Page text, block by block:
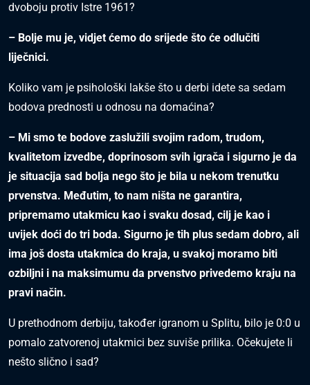
dvoboju protiv Istre 1961?
– Bolje mu je, vidjet ćemo do srijede što će odlučiti
liječnici.
Koliko vam je psihološki lakše što u derbi idete sa sedam
bodova prednosti u odnosu na domaćina?
– Mi smo te bodove zaslužili svojim radom, trudom,
kvalitetom izvedbe, doprinosom svih igrača i sigurno je da
je situacija sad bolja nego što je bila u nekom trenutku
prvenstva. Međutim, to nam ništa ne garantira,
pripremamo utakmicu kao i svaku dosad, cilj je kao i
uvijek doći do tri boda. Sigurno je tih plus sedam dobro, ali
ima još dosta utakmica do kraja, u svakoj moramo biti
ozbiljni i na maksimumu da prvenstvo privedemo kraju na
pravi način.
U prethodnom derbiju, također igranom u Splitu, bilo je 0:0 u
pomalo zatvorenoj utakmici bez suviše prilika. Očekujete li
nešto slično i sad?